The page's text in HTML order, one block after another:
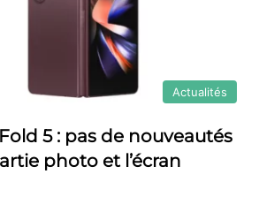
Actualités
5 : pas de nouveautés
photo et l’écran